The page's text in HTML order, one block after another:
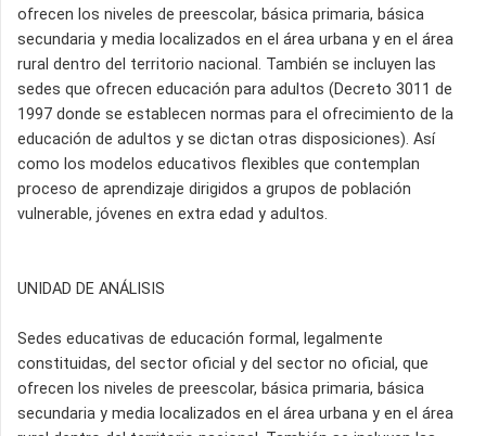
ofrecen los niveles de preescolar, básica primaria, básica
secundaria y media localizados en el área urbana y en el área
rural dentro del territorio nacional. También se incluyen las
sedes que ofrecen educación para adultos (Decreto 3011 de
1997 donde se establecen normas para el ofrecimiento de la
educación de adultos y se dictan otras disposiciones). Así
como los modelos educativos flexibles que contemplan
proceso de aprendizaje dirigidos a grupos de población
vulnerable, jóvenes en extra edad y adultos.
UNIDAD DE ANÁLISIS
Sedes educativas de educación formal, legalmente
constituidas, del sector oficial y del sector no oficial, que
ofrecen los niveles de preescolar, básica primaria, básica
secundaria y media localizados en el área urbana y en el área